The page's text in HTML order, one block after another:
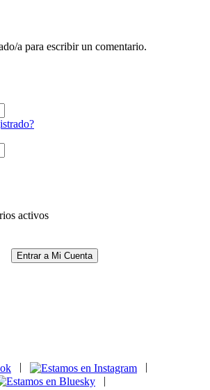
a para escribir un comentario.
activos
Entrar a Mi Cuenta
|
|
|